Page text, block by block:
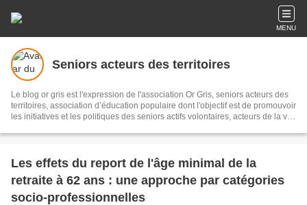
MENU
Seniors acteurs des territoires
Le blog or gris est l'expression de l'association Or Gris, seniors acteurs des
territoires, association d’éducation populaire dont l'objectif est de promouvoir
les initiatives et les politiques des seniors actifs volontaires, acteurs de la vie
territoires. Il s'agit de recueillir et diffuser initiatives et informations sur le
Les effets du report de l'âge minimal de la
retraite à 62 ans : une approche par catégories
socio-professionnelles